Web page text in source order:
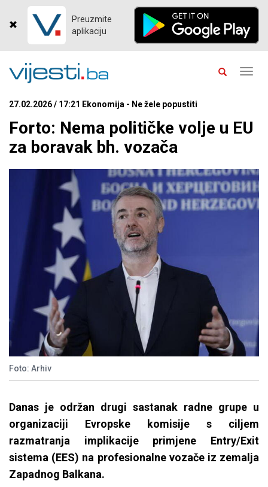
Preuzmite
aplikaciju
27.02.2026 / 17:21 Ekonomija - Ne žele popustiti
Forto: Nema političke volje u EU
za boravak bh. vozača
Foto: Arhiv
Danas je održan drugi sastanak radne grupe u
organizaciji Evropske komisije s ciljem
razmatranja implikacije primjene Entry/Exit
sistema (EES) na profesionalne vozače iz zemalja
Zapadnog Balkana.